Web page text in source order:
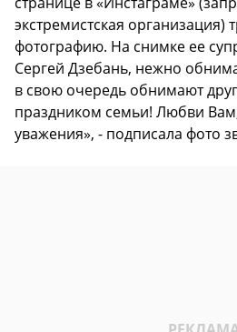
экстремистская организация)
фотографию. На снимке ее
Сергей Дзебань, нежно
в свою очередь обнимают
праздником семьи! Любви
уважения», - подписала фото